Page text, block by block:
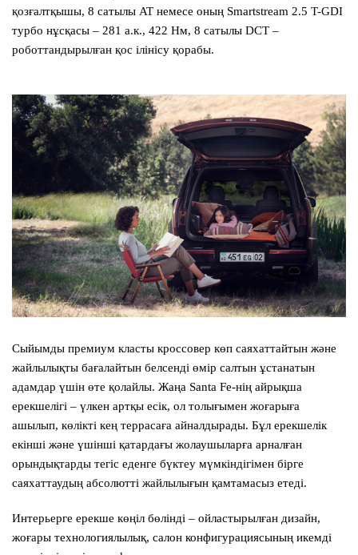
қозғалтқышы, 8 сатылы AT немесе оның Smartstream 2.5 T-GDI
турбо нұсқасы – 281 а.к., 422 Нм, 8 сатылы DCT –
роботтандырылған қос ілінісу қорабы.
Сыйымды премиум класты кроссовер көп саяхаттайтын және
жайлылықты бағалайтын белсенді өмір салтын ұстанатын
адамдар үшін өте қолайлы. Жаңа Santa Fe-нің айрықша
ерекшелігі – үлкен артқы есік, ол толығымен жоғарыға
ашылып, көлікті кең террасаға айналдырады. Бұл ерекшелік
екінші және үшінші қатардағы жолаушыларға арналған
орындықтарды тегіс еденге бүктеу мүмкіндігімен бірге
саяхаттаудың абсолютті жайлылығын қамтамасыз етеді.
Интерьерге ерекше көңіл бөлінді – ойластырылған дизайн,
жоғары технологиялылық, салон конфигурациясының икемді